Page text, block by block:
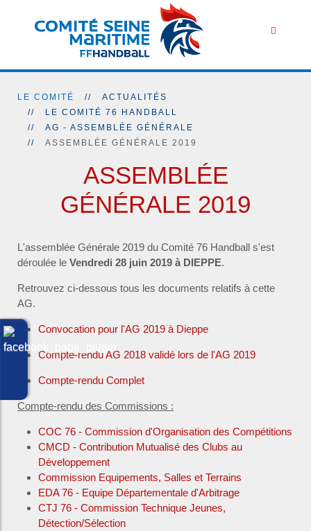
LE COMITÉ
ACTUALITÉS
LE COMITÉ 76 HANDBALL
AG - ASSEMBLÉE GÉNÉRALE
ASSEMBLÉE GÉNÉRALE 2019
ASSEMBLÉE
GÉNÉRALE 2019
L'assemblée Générale 2019 du Comité 76 Handball s'est
déroulée le Vendredi 28 juin 2019 à DIEPPE.
Retrouvez ci-dessous tous les documents relatifs à cette
AG.
Convocation pour l'AG 2019 à Dieppe
Compte-rendu AG 2018 validé lors de l'AG 2019
Compte-rendu Complet
Compte-rendu des Commissions :
COC 76 - Commission d'Organisation des Compétitions
CMCD - Contribution Mutualisé des Clubs au
Développement
Commission Equipements, Salles et Terrains
EDA 76 - Equipe Départementale d'Arbitrage
CTJ 76 - Commission Technique Jeunes,
Détection/Sélection